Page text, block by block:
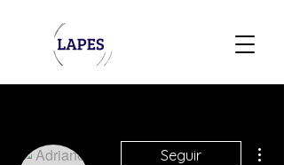
Seguir